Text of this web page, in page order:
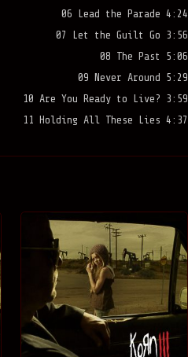
06 Lead the Parade 4:24
07 Let the Guilt Go 3:56
08 The Past 5:06
09 Never Around 5:29
10 Are You Ready to Live? 3:59
11 Holding All These Lies 4:37